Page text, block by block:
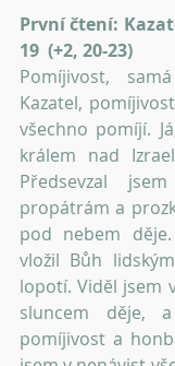
První čtení:
19  (+2, 20-23)
Pomíjivost,
Kazatel,
všechno pomíjí.
králem nad
Předsevzal
propátrám a
pod nebem
vložil Bůh
lopotí. Viděl jsem
sluncem děje,
pomíjivost a